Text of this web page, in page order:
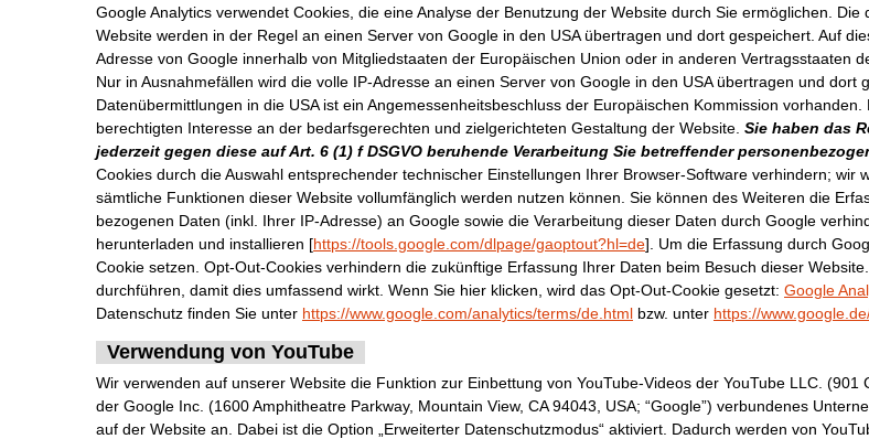
Google Analytics verwendet Cookies, die eine Analyse der Benutzung der Website durch Sie ermöglichen.
Website werden in der Regel an einen Server von Google in den USA übertragen und dort gespeichert. Auf
Adresse von Google innerhalb von Mitgliedstaaten der Europäischen Union oder in anderen Vertragsstaaten
Nur in Ausnahmefällen wird die volle IP-Adresse an einen Server von Google in den USA übertragen und
Datenübermittlungen in die USA ist ein Angemessenheitsbeschluss der Europäischen Kommission
berechtigten Interesse an der bedarfsgerechten und zielgerichteten Gestaltung der Website. Sie haben das
jederzeit gegen diese auf Art. 6 (1) f DSGVO beruhende Verarbeitung Sie betreffender
Cookies durch die Auswahl entsprechender technischer Einstellungen Ihrer Browser-Software verhindern;
sämtliche Funktionen dieser Website vollumfänglich werden nutzen können. Sie können des Weiteren die
bezogenen Daten (inkl. Ihrer IP-Adresse) an Google sowie die Verarbeitung dieser Daten durch Google
herunterladen und installieren [https://tools.google.com/dlpage/gaoptout?hl=de]. Um die Erfassung durch
Cookie setzen. Opt-Out-Cookies verhindern die zukünftige Erfassung Ihrer Daten beim Besuch dieser
durchführen, damit dies umfassend wirkt. Wenn Sie hier klicken, wird das Opt-Out-Cookie gesetzt: Google
Datenschutz finden Sie unter https://www.google.com/analytics/terms/de.html bzw. unter https://
Verwendung von YouTube
Wir verwenden auf unserer Website die Funktion zur Einbettung von YouTube-Videos der YouTube LLC. (901
der Google Inc. (1600 Amphitheatre Parkway, Mountain View, CA 94043, USA; “Google”) verbundenes
auf der Website an. Dabei ist die Option „Erweiterter Datenschutzmodus“ aktiviert. Dadurch werden von